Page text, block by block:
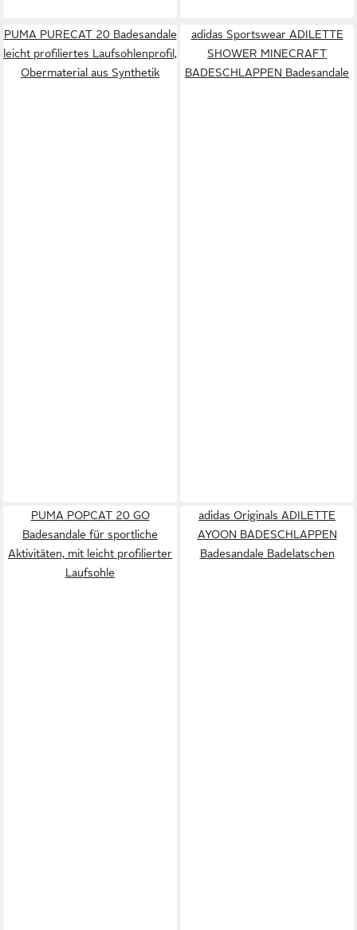
PUMA PURECAT 20 Badesandale
leicht profiliertes Laufsohlenprofil,
Obermaterial aus Synthetik
adidas Sportswear ADILETTE
SHOWER MINECRAFT
BADESCHLAPPEN Badesandale
PUMA POPCAT 20 GO
Badesandale für sportliche
Aktivitäten, mit leicht profilierter
Laufsohle
adidas Originals ADILETTE
AYOON BADESCHLAPPEN
Badesandale Badelatschen